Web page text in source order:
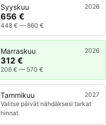
Syyskuu 2026
656 €
448 € — 860 €
Marraskuu 2026
312 €
206 € — 570 €
Tammikuu
2027
Valitse päivät nähdäksesi tarkat
hinnat